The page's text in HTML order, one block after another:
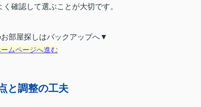
確認して選ぶことが大切です。
部屋探しはバックアップへ▼
ムページへ進む
と調整の工夫